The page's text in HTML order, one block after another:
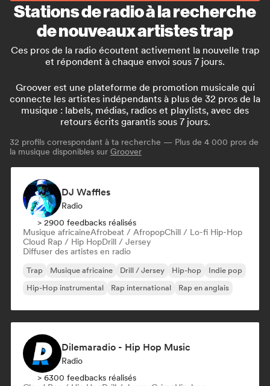
Stations de radio à la recherche
de nouveaux artistes trap
Ces pros de la radio écoutent activement la nouvelle trap
et répondent à chaque envoi sous 7 jours.
Groover est une plateforme de promotion musicale qui
connecte les artistes indépendants à plus de 32 pros de la
musique : labels, médias, radios et playlists, avec des
retours écrits garantis sous 7 jours.
32 profils correspondant à ta recherche — Plus de 4 000 pros de
la musique disponibles sur Groover
DJ Waffles
Radio
> 2900 feedbacks réalisés
Musique africaineAfrobeat / AfropopChill / Lo-fi Hip-Hop
Cloud Rap / Hip HopDrill / Jersey
Diffuser des artistes en radio
Trap Musique africaine Drill / Jersey Hip-hop
Indie pop
Hip-Hop instrumental
Rap international Rap en anglais
Dilemaradio - Hip Hop Music
Radio
> 6300 feedbacks réalisés